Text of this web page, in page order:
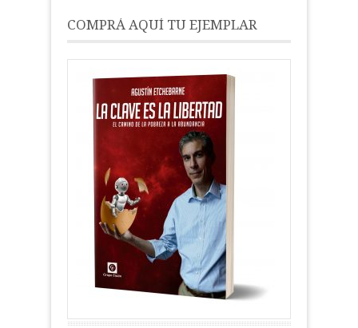
COMPRÁ AQUÍ TU EJEMPLAR